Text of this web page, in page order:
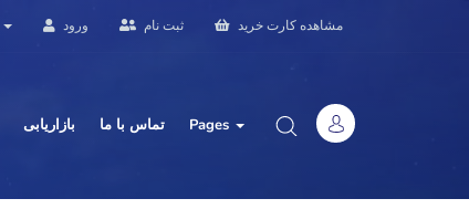
ورود ثبت نام مشاهده کارت خرید
بازاریابی تماس با ما Pages